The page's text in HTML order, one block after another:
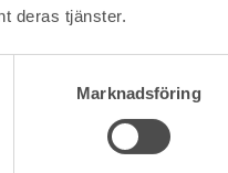
deras tjänster.
Marknadsföring